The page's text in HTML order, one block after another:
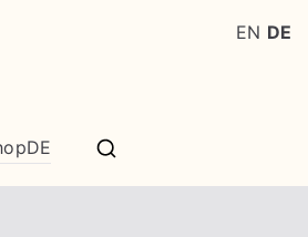
DE
EN DE